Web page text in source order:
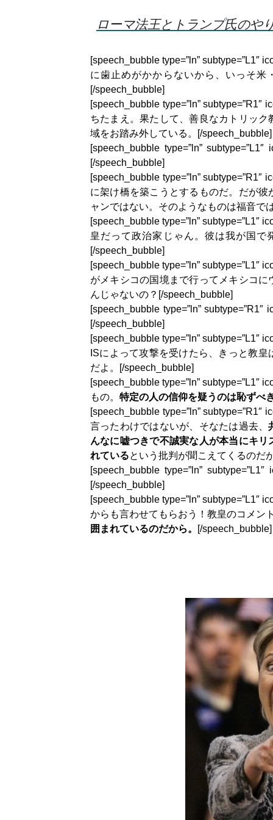
ローマ法王とトランプ氏のや
[speech_bubble type=”ln” subtype=”L1″
に歯止めがかからないから、いっそ
[/speech_bubble]
[speech_bubble type=”ln” subtype=”R1″
ちたまえ。果たして、善良なカトリッ
域をお踏み外している。[/speech_bubble]
[speech_bubble type=”ln”
[/speech_bubble]
[speech_bubble type=”ln” subtype=”R1″
に架け橋を築こうとするものだ。だが
ャンではない。そのようなものは福音で
[speech_bubble type=”ln” subtype=”L1″
皇だって政治家じゃん。彼は我が国
[/speech_bubble]
[speech_bubble type=”ln” subtype=”L1″
がメキシコの国境まで行ってメキシコ
んじゃないの？[/speech_bubble]
[speech_bubble type=”ln”
[/speech_bubble]
[speech_bubble type=”ln” subtype=”L1″
ISによって攻撃を受けたら、きっと教
だよ。[/speech_bubble]
[speech_bubble type=”ln” subtype=”L1″
もの。 特定の人の信仰を疑うのは恥ずべ
[speech_bubble type=”ln” subtype=”R1″
言ったわけではないが、そなたは過去、
んなに嘘つきで不誠実な人が本当にキ
れているという批判が聞こえてくるのだ
[speech_bubble type=”ln”
[/speech_bubble]
[speech_bubble type=”ln” subtype=”L1″
からも言わせてもらおう！教皇のコメン
囲まれているのだから。
[/speech_bubble]